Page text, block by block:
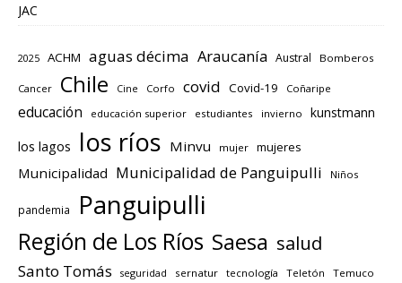
JAC
2025 ACHM aguas décima Araucanía Austral Bomberos
Cancer Chile Cine Corfo covid Covid-19 Coñaripe
educación educación superior estudiantes invierno kunstmann
los lagos los ríos Minvu mujer mujeres
Municipalidad Municipalidad de Panguipulli Niños
pandemia Panguipulli
Región de Los Ríos Saesa salud
Santo Tomás seguridad sernatur tecnología Teletón Temuco